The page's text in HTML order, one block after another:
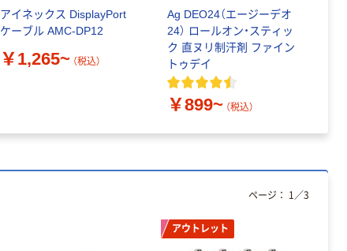
アイネックス DisplayPort
ケーブル AMC-DP12
￥1,265~ （税込）
Ag DEO24（エージーデオ
24） ロールオン・スティッ
ク 直ヌリ制汗剤 ファイン
トゥデイ
￥899~ （税込）
アウトレット
ページ： 1 ／3